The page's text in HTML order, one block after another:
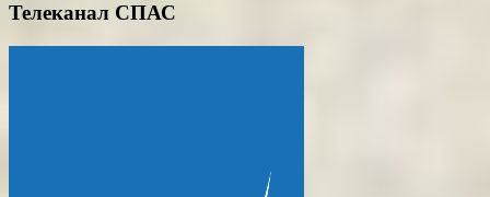
Телеканал СПАС